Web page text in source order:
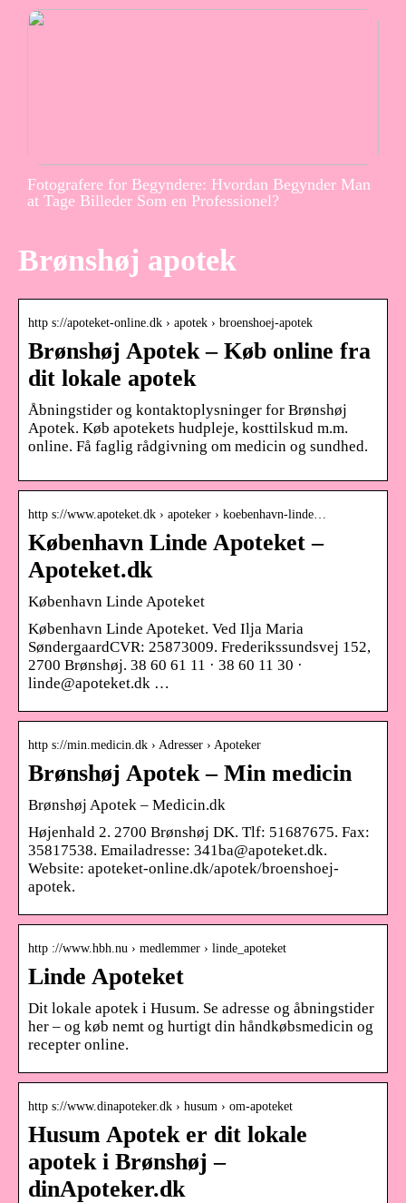
Fotografere for Begyndere: Hvordan Begynder Man
at Tage Billeder Som en Professionel?
Brønshøj apotek
http s://apoteket-online.dk › apotek › broenshoej-apotek
Brønshøj Apotek – Køb online fra
dit lokale apotek
Åbningstider og kontaktoplysninger for Brønshøj
Apotek. Køb apotekets hudpleje, kosttilskud m.m.
online. Få faglig rådgivning om medicin og sundhed.
http s://www.apoteket.dk › apoteker › koebenhavn-linde…
København Linde Apoteket –
Apoteket.dk
København Linde Apoteket
København Linde Apoteket. Ved Ilja Maria
SøndergaardCVR: 25873009. Frederikssundsvej 152,
2700 Brønshøj. 38 60 61 11 · 38 60 11 30 ·
linde@apoteket.dk …
http s://min.medicin.dk › Adresser › Apoteker
Brønshøj Apotek – Min medicin
Brønshøj Apotek – Medicin.dk
Højenhald 2. 2700 Brønshøj DK. Tlf: 51687675. Fax:
35817538. Emailadresse: 341ba@apoteket.dk.
Website: apoteket-online.dk/apotek/broenshoej-
apotek.
http ://www.hbh.nu › medlemmer › linde_apoteket
Linde Apoteket
Dit lokale apotek i Husum. Se adresse og åbningstider
her – og køb nemt og hurtigt din håndkøbsmedicin og
recepter online.
http s://www.dinapoteker.dk › husum › om-apoteket
Husum Apotek er dit lokale
apotek i Brønshøj –
dinApoteker.dk